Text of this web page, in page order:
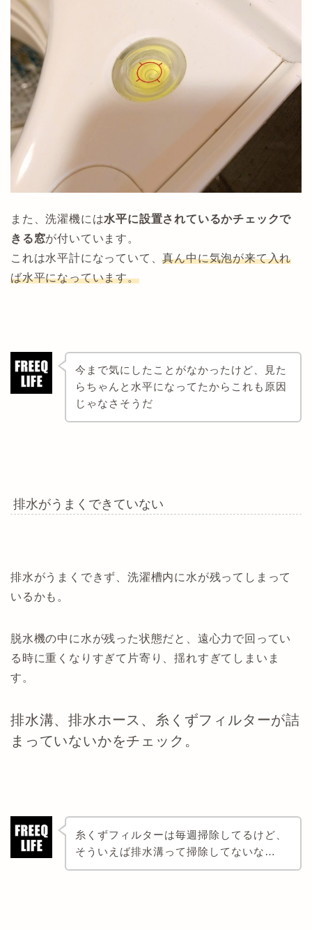
また、洗濯機には水平に設置されているかチェックで
きる窓が付いています。
これは水平計になっていて、真ん中に気泡が来て入れ
ば水平になっています。
今まで気にしたことがなかったけど、見た
らちゃんと水平になってたからこれも原因
じゃなさそうだ
排水がうまくできていない
排水がうまくできず、洗濯槽内に水が残ってしまって
いるかも。
脱水機の中に水が残った状態だと、遠心力で回ってい
る時に重くなりすぎて片寄り、揺れすぎてしまいま
す。
排水溝、排水ホース、糸くずフィルターが詰
まっていないかをチェック。
糸くずフィルターは毎週掃除してるけど、
そういえば排水溝って掃除してないな…